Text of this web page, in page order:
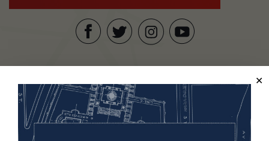
Musée national et mémorial de la Première Guerre
mondiale